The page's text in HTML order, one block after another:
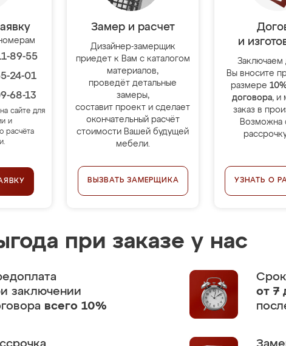
89-55
24-01
68-13
сайте для
и
расчёта
Замер и расчет
Дизайнер-замерщик
приедет к Вам с каталогом
материалов,
проведёт детальные
замеры,
составит проект и сделает
окончательный расчёт
стоимости Вашей будущей
мебели.
ВЫЗВАТЬ ЗАМЕРЩИКА
и
Заключаем
Вы вносите
размере
договора, и
заказ в
Возможна
УЗНАТЬ О
при заказе у нас
заключении
всего 10%
от 7